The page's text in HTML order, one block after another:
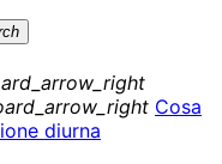
Cosa
diurna